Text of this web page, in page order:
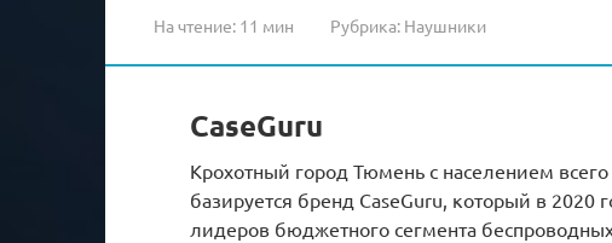
На чтение: 11 мин Рубрика: Наушники
CaseGuru
Крохотный город Тюмень с населением
базируется бренд CaseGuru, который в 2020
лидеров бюджетного сегмента